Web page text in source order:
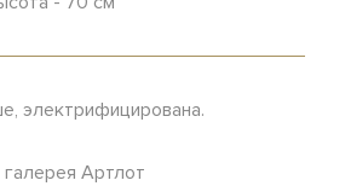
электрифицирована.
Артлот